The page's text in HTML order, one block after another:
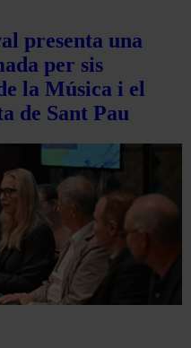
presenta una
per sis
la Música i el
de Sant Pau